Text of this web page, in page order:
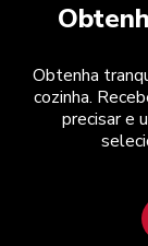
Obtenha
cozinha.
precisar e